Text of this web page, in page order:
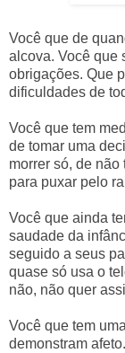
Você que de
alcova. Você que
obrigações. Que
dificuldades de
Você que tem
de tomar uma
morrer só, de
para puxar pelo
Você que ainda
saudade da
seguido a seus
quase só usa o
não, não quer
Você que tem
demonstram